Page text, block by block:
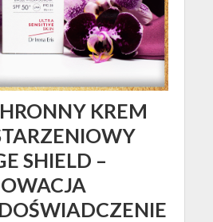
KREM
SHIELD –